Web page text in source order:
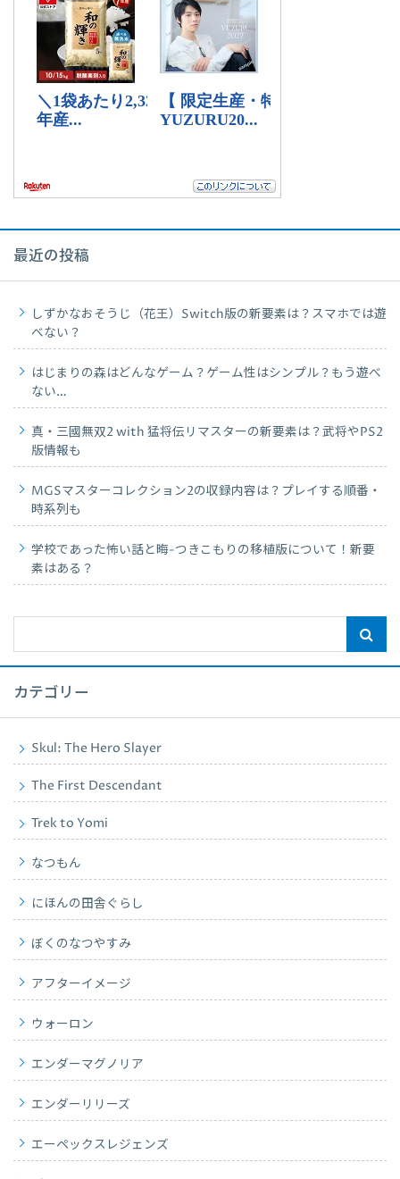
最近の投稿
しずかなおそうじ（花王）Switch版の新要素は？スマホでは遊
べない？
はじまりの森はどんなゲーム？ゲーム性はシンプル？もう遊べ
ない…
真・三國無双2 with 猛将伝リマスターの新要素は？武将やPS2
版情報も
MGSマスターコレクション2の収録内容は？プレイする順番・
時系列も
学校であった怖い話と晦-つきこもりの移植版について！新要
素はある？
カテゴリー
Skul: The Hero Slayer
The First Descendant
Trek to Yomi
なつもん
にほんの田舎ぐらし
ぼくのなつやすみ
アフターイメージ
ウォーロン
エンダーマグノリア
エンダーリリーズ
エーペックスレジェンズ